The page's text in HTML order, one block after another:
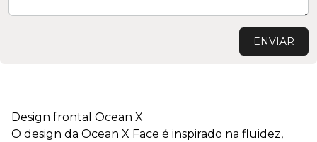
ENVIAR
Design frontal Ocean X
O design da Ocean X Face é inspirado na fluidez,